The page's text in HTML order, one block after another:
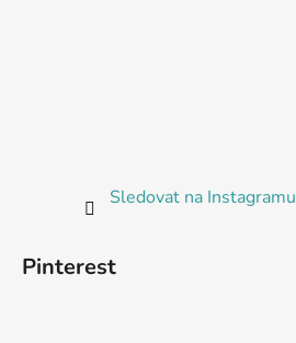
Sledovat na Instagramu
Pinterest